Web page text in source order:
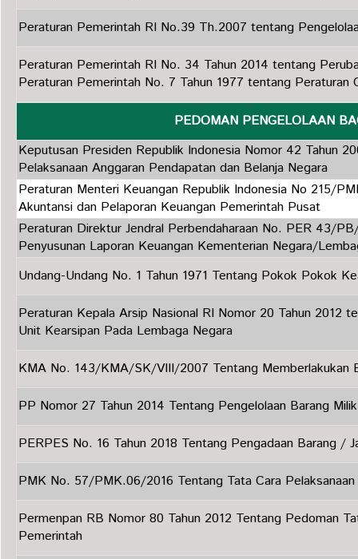
Peraturan Pemerintah RI No.39 Th.2007 tentang
Peraturan Pemerintah RI No. 34 Tahun 2014 tentang
Peraturan Pemerintah No. 7 Tahun 1977 tentang Peraturan
PEDOMAN PENGELOLAAN
Keputusan Presiden Republik Indonesia Nomor 42 Tahun
Pelaksanaan Anggaran Pendapatan dan Belanja Negara
Peraturan Menteri Keuangan Republik Indonesia No 215/
Akuntansi dan Pelaporan Keuangan Pemerintah Pusat
Peraturan Direktur Jendral Perbendaharaan No. PER 43/
Penyusunan Laporan Keuangan Kementerian Negara/
Undang-Undang No. 1 Tahun 1971 Tentang Pokok Pokok
Peraturan Kepala Arsip Nasional RI Nomor 20 Tahun 2012
Unit Kearsipan Pada Lembaga Negara
KMA No. 143/KMA/SK/VIII/2007 Tentang Memberlakukan
PP Nomor 27 Tahun 2014 Tentang Pengelolaan Barang
PERPES No. 16 Tahun 2018 Tentang Pengadaan Barang /
PMK No. 57/PMK.06/2016 Tentang Tata Cara
Permenpan RB Nomor 80 Tahun 2012 Tentang Pedoman
Pemerintah